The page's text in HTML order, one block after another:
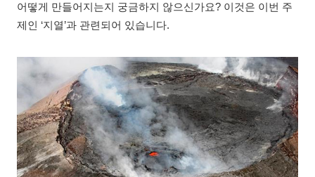
어떻게 만들어지는지 궁금하지 않으신가요? 이것은 이번 주
제인 ‘지열’과 관련되어 있습니다.